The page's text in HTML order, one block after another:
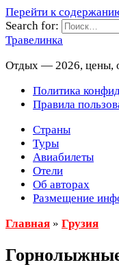
Перейти к
Search for:
Травелинка
Отдых — 2026, цены,
Политика
Правила
Страны
Туры
Авиабилеты
Отели
Об авторах
Размещение
Главная » Грузия